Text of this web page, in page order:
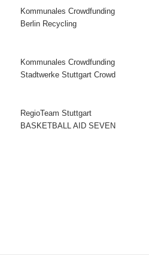
Kommunales Crowdfunding
Berlin Recycling
Kommunales Crowdfunding
Stadtwerke Stuttgart Crowd
RegioTeam Stuttgart
BASKETBALL AID SEVEN